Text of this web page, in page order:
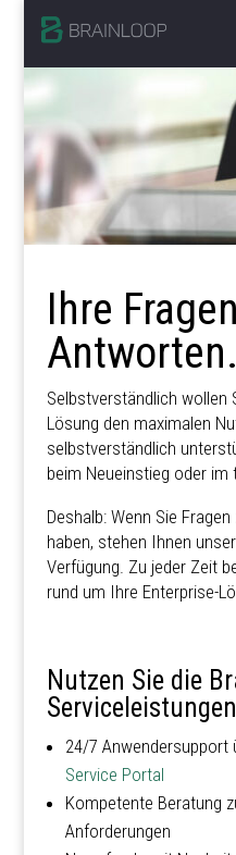
Ihre
Antworten.
Selbstverständlich wollen
Lösung den maximalen
selbstverständlich
beim Neueinstieg oder im
Deshalb: Wenn Sie
haben, stehen Ihnen
Verfügung. Zu jeder Zeit
rund um Ihre Enterprise-
Nutzen Sie die
24/7 Anwendersupport
Service Portal
Kompetente Beratung
Anforderungen